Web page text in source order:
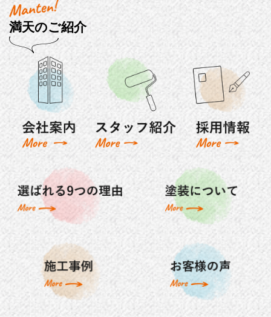
満天のご紹介